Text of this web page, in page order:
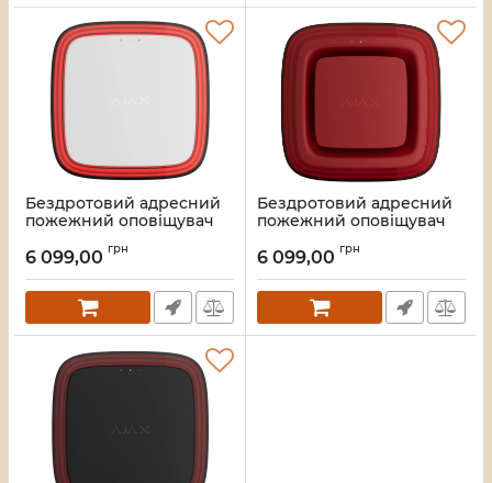
Бездротовий адресний
пожежний оповіщувач
FireProtect (VAD)
(16313.277.WH1)
Артикул:45_000061821
6 099,00 грн
Бездротовий адресний
пожежний оповіщувач
FireProtect (VAD)
(161315.277.RD1)
Артикул:45_000061818
6 099,00 грн